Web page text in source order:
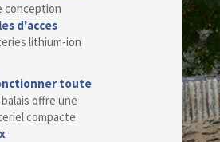
conception
d'acces
lithium-ion
toute
offre une
compacte